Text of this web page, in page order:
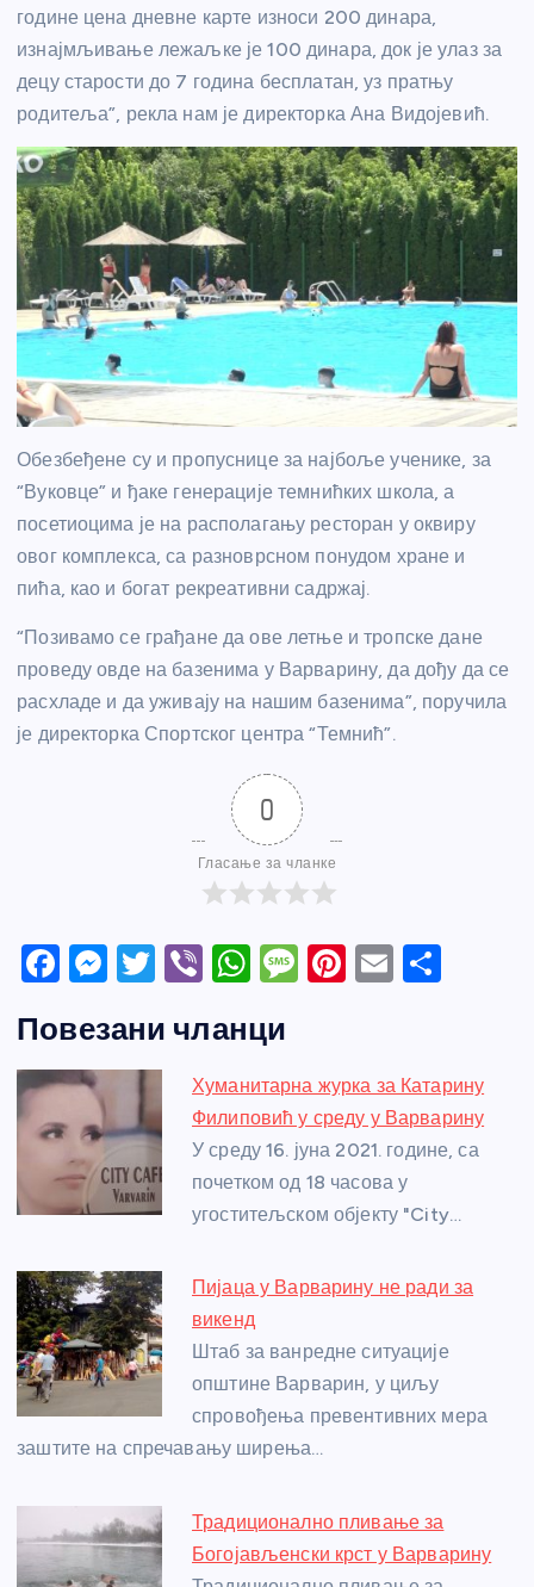
године цена дневне карте износи 200 динара,
изнајмљивање лежаљке је 100 динара, док је улаз за
децу старости до 7 година бесплатан, уз пратњу
родитеља”, рекла нам је директорка Ана Видојевић.
Обезбеђене су и пропуснице за најбоље ученике, за
“Вуковце” и ђаке генерације темнићких школа, а
посетиоцима је на располагању ресторан у оквиру
овог комплекса, са разноврсном понудом хране и
пића, као и богат рекреативни садржај.
“Позивамо се грађане да ове летње и тропске дане
проведу овде на базенима у Варварину, да дођу да се
расхладе и да уживају на нашим базенима”, поручила
је директорка Спортског центра “Темнић”.
0
Гласање за чланке
F
c
e
b
o
o
k
M
ss
e
n
g
er
T
itt
er
Vi
er
W
at
s
A
p
p
M
a
g
e
Pi
e
st
E
e
Повезани чланци
Хуманитарна журка за Катарину
Филиповић у среду у Варварину
У среду 16. јуна 2021. године, са
почетком од 18 часова у
угоститељском објекту "City…
Пијаца у Варварину не ради за
викенд
Штаб за ванредне ситуације
општине Варварин, у циљу
спровођења превентивних мера
заштите на спречавању ширења…
Традиционално пливање за
Богојављенски крст у Варварину